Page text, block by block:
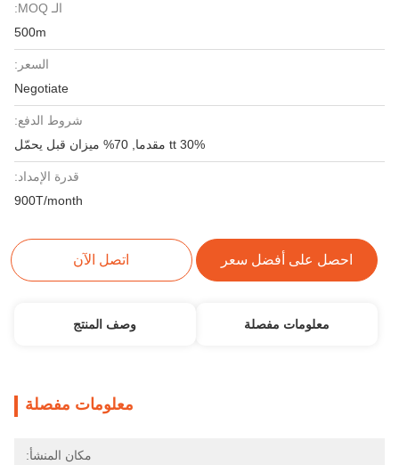
الـ MOQ:
500m
السعر:
Negotiate
شروط الدفع:
30% tt مقدما, 70% ميزان قبل يحمّل
قدرة الإمداد:
900T/month
احصل على أفضل سعر اتصل الآن
معلومات مفصلة وصف المنتج
معلومات مفصلة
مكان المنشأ: